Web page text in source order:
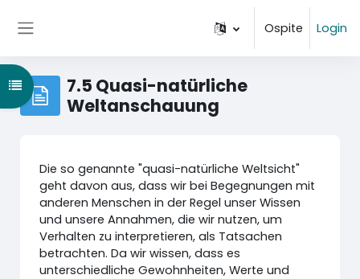
Ospite Login
7.5 Quasi-natürliche
Weltanschauung
Apri indice del corso
Die so genannte "quasi-natürliche Weltsicht"
geht davon aus, dass wir bei Begegnungen mit
anderen Menschen in der Regel unser Wissen
und unsere Annahmen, die wir nutzen, um
Verhalten zu interpretieren, als Tatsachen
betrachten. Da wir wissen, dass es
unterschiedliche Gewohnheiten, Werte und